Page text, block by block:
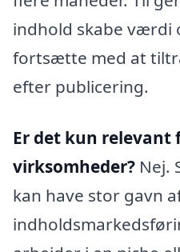
indhold skabe værdi
fortsætte med at
efter publicering.
Er det kun relevant
virksomheder? Nej.
kan have stor gavn